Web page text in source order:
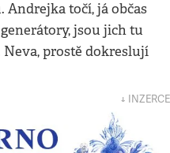
Andrejka točí, já občas
jsou jich tu
prostě dokreslují
↓ INZERCE